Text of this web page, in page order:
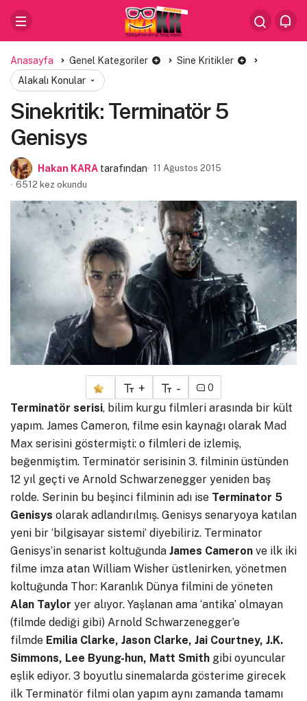
Anasayfa Genel Kategoriler
Sine Kritikler
Alakalı Konular
Sinekritik: Terminatör 5
Genisys
Hakan KARA tarafından
11 Ağustos 2015
6512 kez okundu
+ - 0
Terminatör serisi, bilim kurgu filmleri arasında bir kült
yapım. James Cameron, filme esin kaynağı olarak Mad
Max serisini göstermişti: o filmleri de izlemiş,
beğenmiştim. Terminatör serisinin 3. filminin üstünden
12 yıl geçti ve Arnold Schwarzenegger yeniden baş
rolde. Serinin bu beşinci filminin adı ise Terminator 5
Genisys olarak adlandırılmış. Genisys senaryoya katılan
yeni bir ‘bilgisayar sistemi’ diyebiliriz. Terminator
Genisys’in senarist koltuğunda James Cameron ve ilk iki
filme imza atan William Wisher üstlenirken, yönetmen
koltuğunda Thor: Karanlık Dünya filmini de yöneten
Alan Taylor yer alıyor. Yaşlanan ama ‘antika’ olmayan
(filmde dediği gibi) Arnold Schwarzenegger’e
filmde Emilia Clarke, Jason Clarke, Jai Courtney, J.K.
Simmons, Lee Byung-hun, Matt Smith gibi oyuncular
eşlik ediyor. 3 boyutlu sinemalarda gösterime girecek
ilk Terminatör filmi olan yapım aynı zamanda tamamı